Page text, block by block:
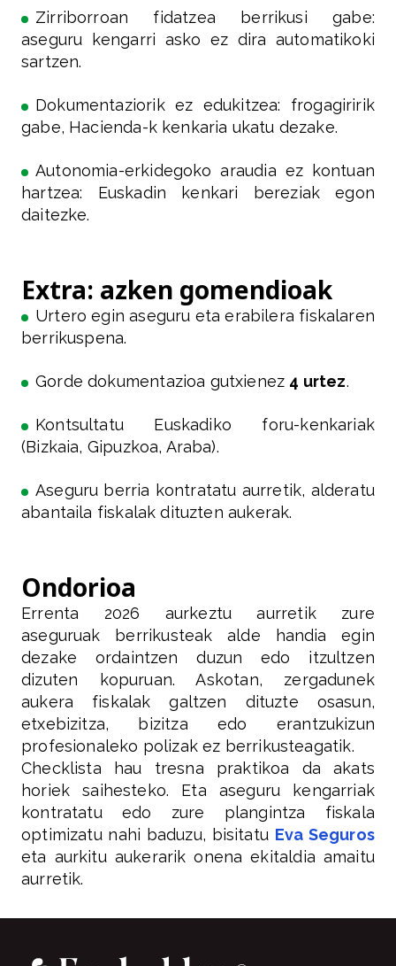
Zirriborroan fidatzea berrikusi gabe:
aseguru kengarri asko ez dira automatikoki
sartzen.
Dokumentaziorik ez edukitzea: frogagiririk
gabe, Hacienda-k kenkaria ukatu dezake.
Autonomia-erkidegoko araudia ez kontuan
hartzea: Euskadin kenkari bereziak egon
daitezke.
Extra: azken gomendioak
Urtero egin aseguru eta erabilera fiskalaren
berrikuspena.
Gorde dokumentazioa gutxienez 4 urtez.
Kontsultatu Euskadiko foru-kenkariak
(Bizkaia, Gipuzkoa, Araba).
Aseguru berria kontratatu aurretik, alderatu
abantaila fiskalak dituzten aukerak.
Ondorioa
Errenta 2026 aurkeztu aurretik zure
aseguruak berrikusteak alde handia egin
dezake ordaintzen duzun edo itzultzen
dizuten kopuruan. Askotan, zergadunek
aukera fiskalak galtzen dituzte osasun,
etxebizitza, bizitza edo erantzukizun
profesionaleko polizak ez berrikusteagatik.
Checklista hau tresna praktikoa da akats
horiek saihesteko. Eta aseguru kengarriak
kontratatu edo zure plangintza fiskala
optimizatu nahi baduzu, bisitatu Eva Seguros
eta aurkitu aukerarik onena ekitaldia amaitu
aurretik.